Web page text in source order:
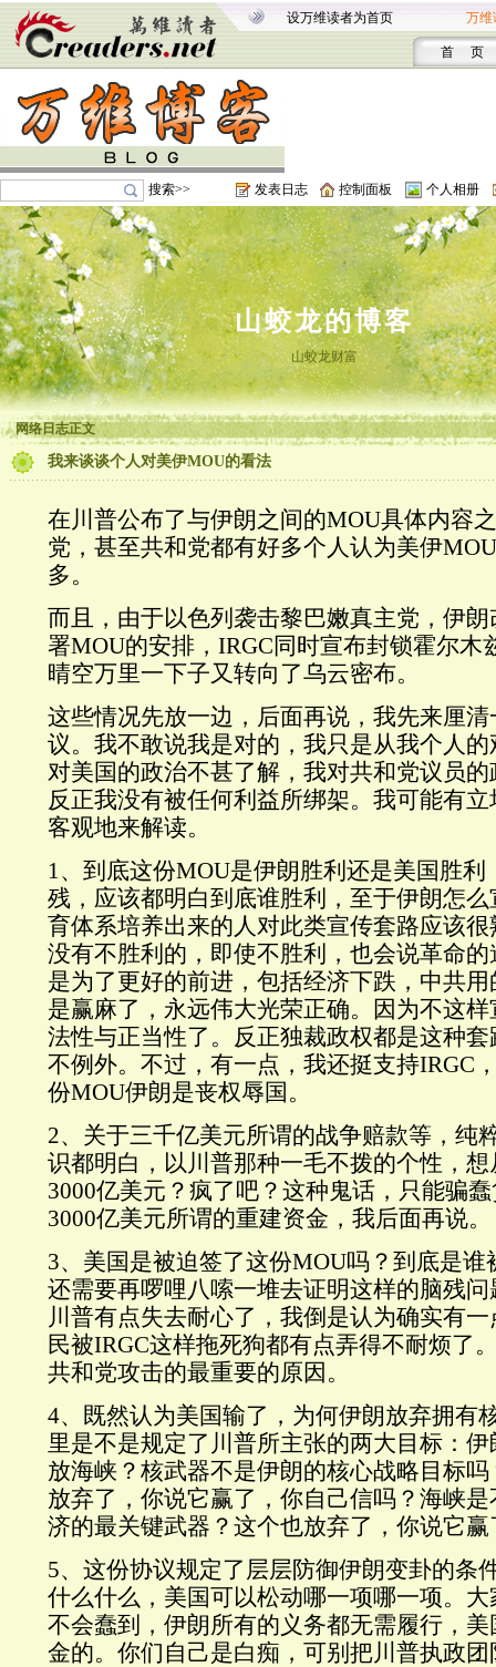
设万维读者为首页 万维
首 页
搜索>> 发表日志 控制面板 个人相册
山蛟龙的博客
山蛟龙财富
网络日志正文
我来谈谈个人对美伊MOU的看法
在川普公布了与伊朗之间的MOU具体内容
党，甚至共和党都有好多个人认为美伊
多。
而且，由于以色列袭击黎巴嫩真主党，伊
署MOU的安排，IRGC同时宣布封锁霍尔木
晴空万里一下子又转向了乌云密布。
这些情况先放一边，后面再说，我先来厘
议。我不敢说我是对的，我只是从我个人
对美国的政治不甚了解，我对共和党议员
反正我没有被任何利益所绑架。我可能有
客观地来解读。
1、到底这份MOU是伊朗胜利还是美国胜利
残，应该都明白到底谁胜利，至于伊朗怎
育体系培养出来的人对此类宣传套路应该
没有不胜利的，即使不胜利，也会说革命
是为了更好的前进，包括经济下跌，中共
是赢麻了，永远伟大光荣正确。因为不这
法性与正当性了。反正独裁政权都是这种
不例外。不过，有一点，我还挺支持IRGC
份MOU伊朗是丧权辱国。
2、关于三千亿美元所谓的战争赔款等，纯
识都明白，以川普那种一毛不拨的个性，
3000亿美元？疯了吧？这种鬼话，只能骗
3000亿美元所谓的重建资金，我后面再说。
3、美国是被迫签了这份MOU吗？到底是
还需要再啰哩八嗦一堆去证明这样的脑残
川普有点失去耐心了，我倒是认为确实有
民被IRGC这样拖死狗都有点弄得不耐烦了
共和党攻击的最重要的原因。
4、既然认为美国输了，为何伊朗放弃拥有
里是不是规定了川普所主张的两大目标：
放海峡？核武器不是伊朗的核心战略目标
放弃了，你说它赢了，你自己信吗？海峡
济的最关键武器？这个也放弃了，你说它
5、这份协议规定了层层防御伊朗变卦的条
什么什么，美国可以松动哪一项哪一项。
不会蠢到，伊朗所有的义务都无需履行，
金的。你们自己是白痴，可别把川普执政